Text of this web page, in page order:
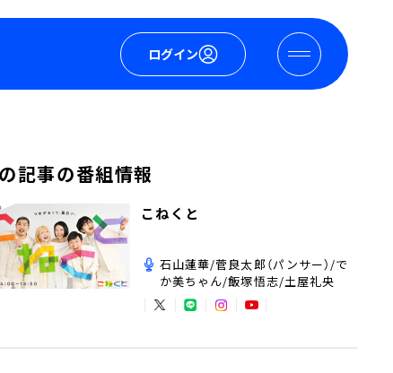
ログイン
記事の番組情報
こねくと
石山蓮華/菅良太郎（パンサー）/で
か美ちゃん/飯塚悟志/土屋礼央